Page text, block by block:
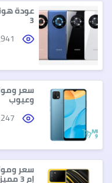
3
وعيوب
إم 3 مميزات وعيوب